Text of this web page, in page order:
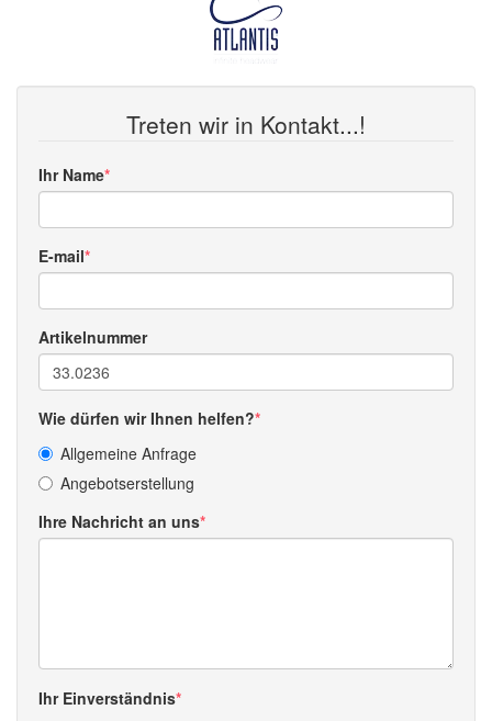
Treten wir in Kontakt...!
Ihr Name
E-mail
Artikelnummer
Wie dürfen wir Ihnen helfen?
Allgemeine Anfrage
Angebotserstellung
Ihre Nachricht an uns
Ihr Einverständnis